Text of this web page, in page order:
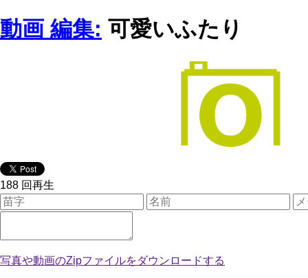
動画 編集: 可愛いふたり
188 回再生
写真や動画のZipファイルをダウンロードする